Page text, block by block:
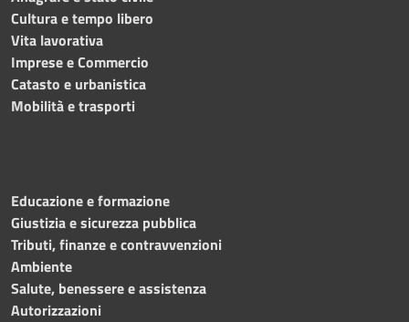
Cultura e tempo libero
Vita lavorativa
Imprese e Commercio
Catasto e urbanistica
Mobilità e trasporti
Educazione e formazione
Giustizia e sicurezza pubblica
Tributi, finanze e contravvenzioni
Ambiente
Salute, benessere e assistenza
Autorizzazioni